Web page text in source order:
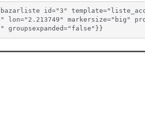
id="3"
lon="2.213749" markersize="big"
groupsexpanded="false"}}